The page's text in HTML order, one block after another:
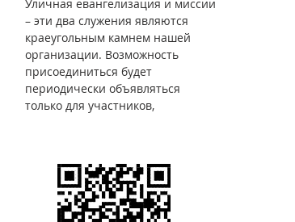
Уличная евангелизация и миссии
– эти два служения являются
краеугольным камнем нашей
организации. Возможность
присоединиться будет
периодически объявляться
только для участников,